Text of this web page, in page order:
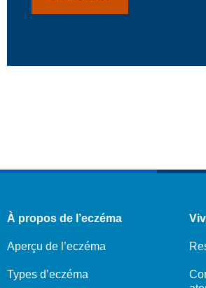
À propos de l’eczéma
Aperçu de l’eczéma
Types d’eczéma